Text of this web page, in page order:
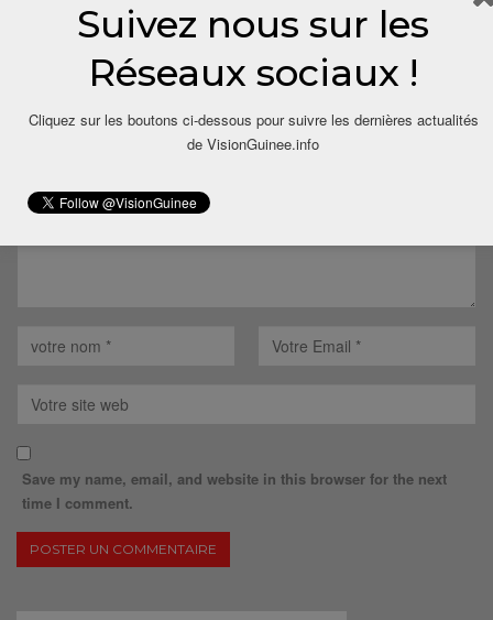
LAISSER UN COMMENTAIRE
Save my name, email, and website in this browser for the next
time I comment.
Suivez nous sur les
Réseaux sociaux !
Cliquez sur les boutons ci-dessous pour suivre les dernières actualités
de VisionGuinee.info